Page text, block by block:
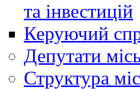
та інвестицій
Керуючий
Депутати
Структура